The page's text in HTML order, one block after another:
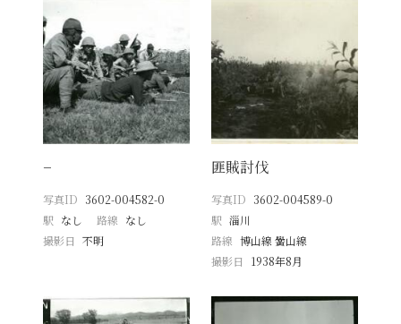
−
写真ID 3602-004582-0
駅 なし 路線 なし
撮影日
不明
匪賊討伐
写真ID 3602-004589-0
駅 淄川
路線 博山線 黌山線
撮影日
1938年8月